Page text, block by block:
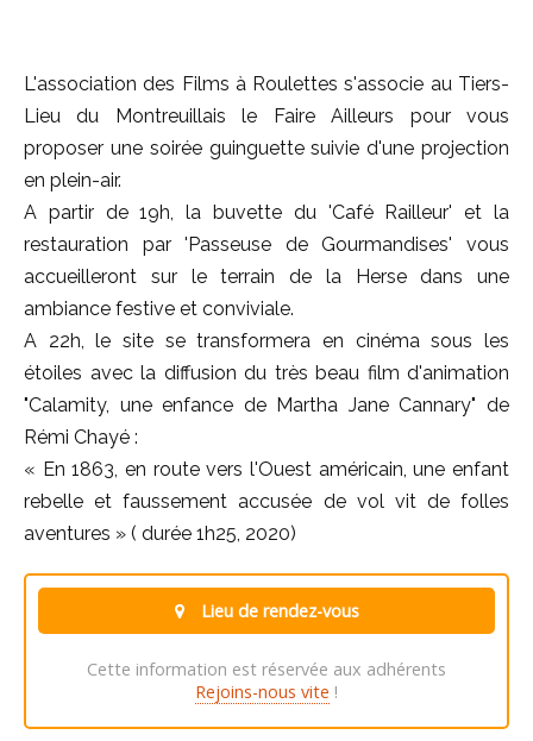
L'association des Films à Roulettes s'associe au Tiers-
Lieu du Montreuillais le Faire Ailleurs pour vous
proposer une soirée guinguette suivie d'une projection
en plein-air.
A partir de 19h, la buvette du 'Café Railleur' et la
restauration par 'Passeuse de Gourmandises' vous
accueilleront sur le terrain de la Herse dans une
ambiance festive et conviviale.
A 22h, le site se transformera en cinéma sous les
étoiles avec la diffusion du très beau film d'animation
"Calamity, une enfance de Martha Jane Cannary" de
Rémi Chayé :
« En 1863, en route vers l'Ouest américain, une enfant
rebelle et faussement accusée de vol vit de folles
aventures » ( durée 1h25, 2020)
Lieu de rendez-vous
Cette information est réservée aux adhérents
Rejoins-nous vite !